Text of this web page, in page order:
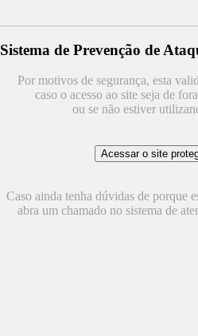
Sistema de Prevenção de
Por motivos de segurança, esta
caso o acesso ao site seja de
ou se não estiver
Caso ainda tenha dúvidas de porque
abra um chamado no sistema de